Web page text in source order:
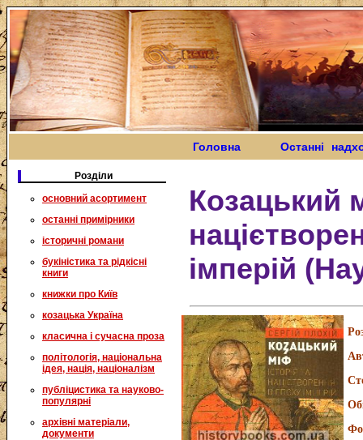
Головна Останні
Розділи
основний асортимент
останні примірники
історичні романи
букіністика та рідкісні
книги
книжки про Київ
козацька Україна
класична і сучасна проза
політологія, національна
ідея, нація, націоналізм
публіцистика та науково-
популярні
архівні матеріали,
документи
Козацький
імперій